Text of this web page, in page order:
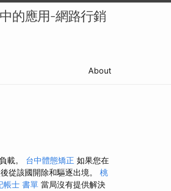
的應用-網路行銷
About
載。 台中體態矯正 如果您在
從該國開除和驅逐出境。 桃
帳士 書單 當局沒有提供解決